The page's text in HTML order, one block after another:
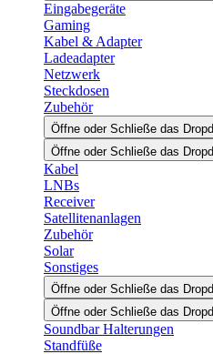
Eingabegeräte
Gaming
Kabel & Adapter
Ladeadapter
Netzwerk
Steckdosen
Zubehör
Öffne oder Schließe das
Öffne oder Schließe das
Kabel
LNBs
Receiver
Satellitenanlagen
Zubehör
Solar
Sonstiges
Öffne oder Schließe das
Öffne oder Schließe das
Soundbar Halterungen
Standfüße